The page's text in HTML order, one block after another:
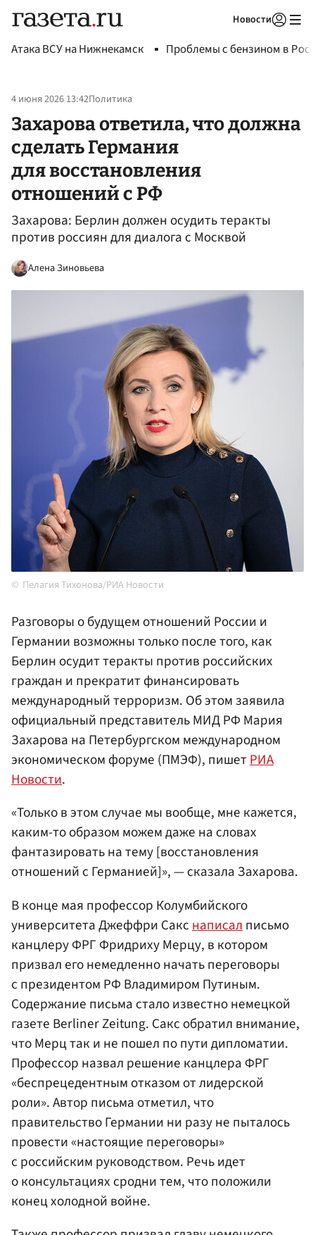
Новости
Атака ВСУ на Нижнекамск Проблемы с бензином в
4 июня 2026 13:42Политика
Захарова ответила, что должна
сделать Германия
для восстановления
отношений с РФ
Захарова: Берлин должен осудить теракты
против россиян для диалога с Москвой
Алена Зиновьева
Пелагия Тихонова/РИА Новости
Разговоры о будущем отношений России и
Германии возможны только после того, как
Берлин осудит теракты против российских
граждан и прекратит финансировать
международный терроризм. Об этом заявила
официальный представитель МИД РФ Мария
Захарова на Петербургском международном
экономическом форуме (ПМЭФ), пишетРИА
Новости.
«Только в этом случае мы вообще, мне кажется,
каким-то образом можем даже на словах
фантазировать на тему [восстановления
отношений с Германией]», — сказала Захарова.
В конце мая профессор Колумбийского
университета Джеффри Сакс написал письмо
канцлеру ФРГ Фридриху Мерцу, в котором
призвал его немедленно начать переговоры
с президентом РФ Владимиром Путиным.
Содержание письма стало известно немецкой
газете Berliner Zeitung. Сакс обратил внимание,
что Мерц так и не пошел по пути дипломатии.
Профессор назвал решение канцлера ФРГ
«беспрецедентным отказом от лидерской
роли». Автор письма отметил, что
правительство Германии ни разу не пыталось
провести «настоящие переговоры»
с российским руководством. Речь идет
о консультациях сродни тем, что положили
конец холодной войне.